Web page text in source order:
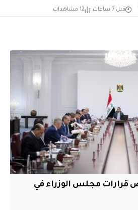
قبل 7 ساعات 12 مشاهدات
قرارات مجلس الوزراء في